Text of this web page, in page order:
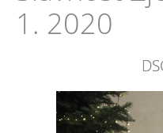
1. 2020